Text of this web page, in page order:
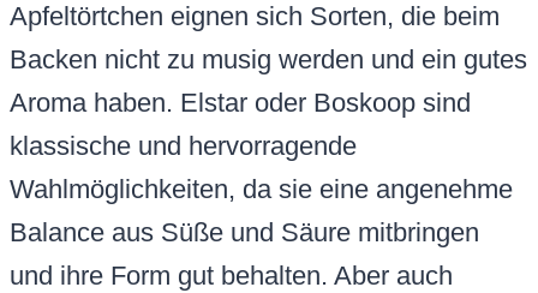
Apfeltörtchen eignen sich Sorten, die beim
Backen nicht zu musig werden und ein gutes
Aroma haben. Elstar oder Boskoop sind
klassische und hervorragende
Wahlmöglichkeiten, da sie eine angenehme
Balance aus Süße und Säure mitbringen
und ihre Form gut behalten. Aber auch